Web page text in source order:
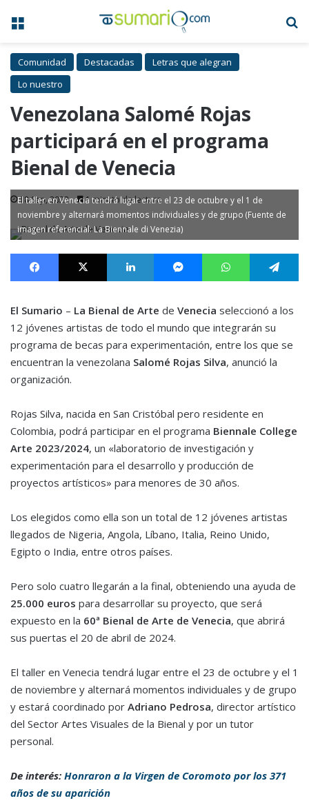
Menú
Comunidad Destacadas
Letras que alegran
Lo nuestro
Venezolana Salomé Rojas
participará en el programa
Bienal de Venecia
18 Sep, 2023 1 minuto de lectura
El taller en Venecia tendrá lugar entre el 23 de octubre y el 1 de
noviembre y alternará momentos individuales y de grupo (Fuente de
imagen referencial: La Biennale di Venezia)
Facebook X LinkedIn MessengerWhatsApp
El Sumario – La Bienal de Arte de Venecia seleccionó a los
12 jóvenes artistas de todo el mundo que integrarán su
programa de becas para experimentación, entre los que se
encuentran la venezolana Salomé Rojas Silva, anunció la
organización.
Rojas Silva, nacida en San Cristóbal pero residente en
Colombia, podrá participar en el programa Biennale College
Arte 2023/2024, un «laboratorio de investigación y
experimentación para el desarrollo y producción de
proyectos artísticos» para menores de 30 años.
Los elegidos como ella son un total de 12 jóvenes artistas
llegados de Nigeria, Angola, Líbano, Italia, Reino Unido,
Egipto o India, entre otros países.
Pero solo cuatro llegarán a la final, obteniendo una ayuda de
25.000 euros para desarrollar su proyecto, que será
expuesto en la 60ª Bienal de Arte de Venecia, que abrirá
sus puertas el 20 de abril de 2024.
El taller en Venecia tendrá lugar entre el 23 de octubre y el 1
de noviembre y alternará momentos individuales y de grupo
y estará coordinado por Adriano Pedrosa, director artístico
del Sector Artes Visuales de la Bienal y por un tutor
personal.
De interés: Honraron a la Virgen de Coromoto por los 371
años de su aparición